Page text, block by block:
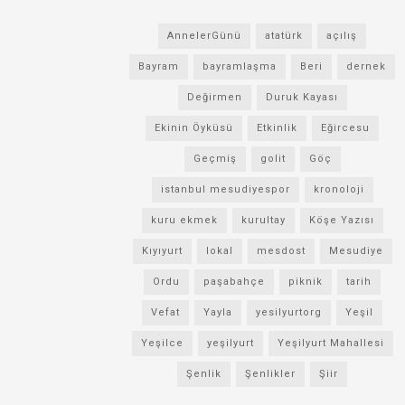
AnnelerGünü atatürk açılış
Bayram bayramlaşma Beri dernek
Değirmen Duruk Kayası
Ekinin Öyküsü Etkinlik Eğircesu
Geçmiş golit Göç
istanbul mesudiyespor kronoloji
kuru ekmek kurultay Köşe Yazısı
Kıyıyurt lokal mesdost Mesudiye
Ordu paşabahçe piknik tarih
Vefat Yayla yesilyurtorg Yeşil
Yeşilce yeşilyurt Yeşilyurt Mahallesi
Şenlik Şenlikler Şiir